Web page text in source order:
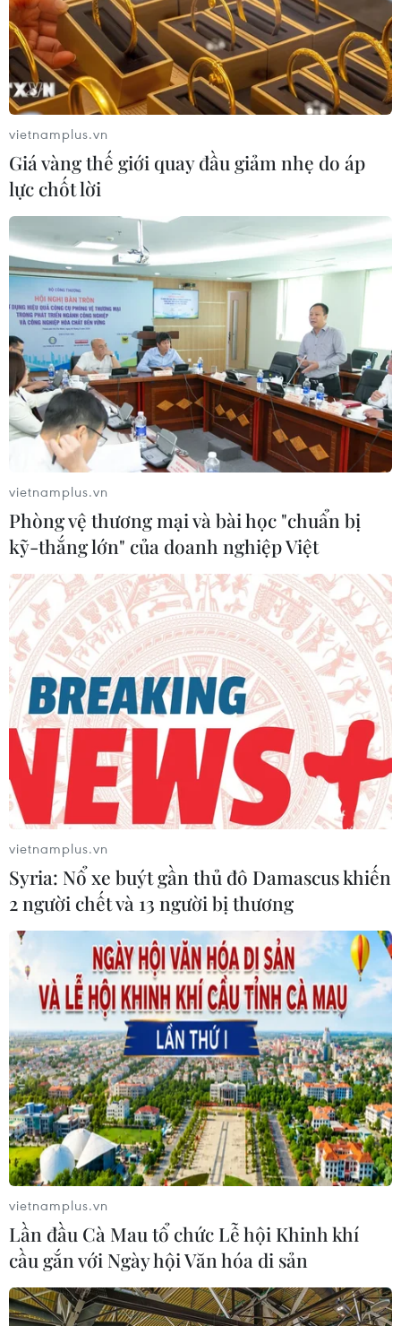
có hàng loạt thiếu sót
06/11/2019 07:48
Thanh tra tỉnh Đồng Nai vừa ban hành kết luận thanh
tra dự án Khu dân cư-dịch vụ Giang Điền và chỉ ra
hàng loạt thiếu sót, trong đó nhiều cá nhân, tổ chức bị
đề nghị kiểm điểm.
Gỡ những "nút thắt" trong tích tụ đất đai
cho sản xuất nông nghiệp
27/11/2019 10:36
Trong thực tế, tình trạng đất đai manh mún đang là
nguyên nhân chính khiến năng suất lao động của Việt
Nam tụt hậu so với các nước trong khu vực.
Phân khúc bất động sản hạng sang trung
tâm quận 1 hút khách
29/11/2019 07:37
Giới chuyên gia nhận định, cuối năm 2019 và đầu 2020,
phân khúc bất động sản hạng sang trung tâm quận 1,
Thành phố Hồ Chí Minh giữ mức tăng trưởng ổn định và
là thỏi nam châm hút giới đầu tư sành sỏi.
vietnamplus.vn
Giá vàng thế giới quay đầu giảm nhẹ do áp
lực chốt lời
vietnamplus.vn
Phòng vệ thương mại và bài học "chuẩn bị
kỹ-thắng lớn" của doanh nghiệp Việt
vietnamplus.vn
Syria: Nổ xe buýt gần thủ đô Damascus khiến
2 người chết và 13 người bị thương
vietnamplus.vn
Lần đầu Cà Mau tổ chức Lễ hội Khinh khí
cầu gắn với Ngày hội Văn hóa di sản